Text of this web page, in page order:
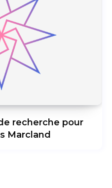
recherche pour
Marcland